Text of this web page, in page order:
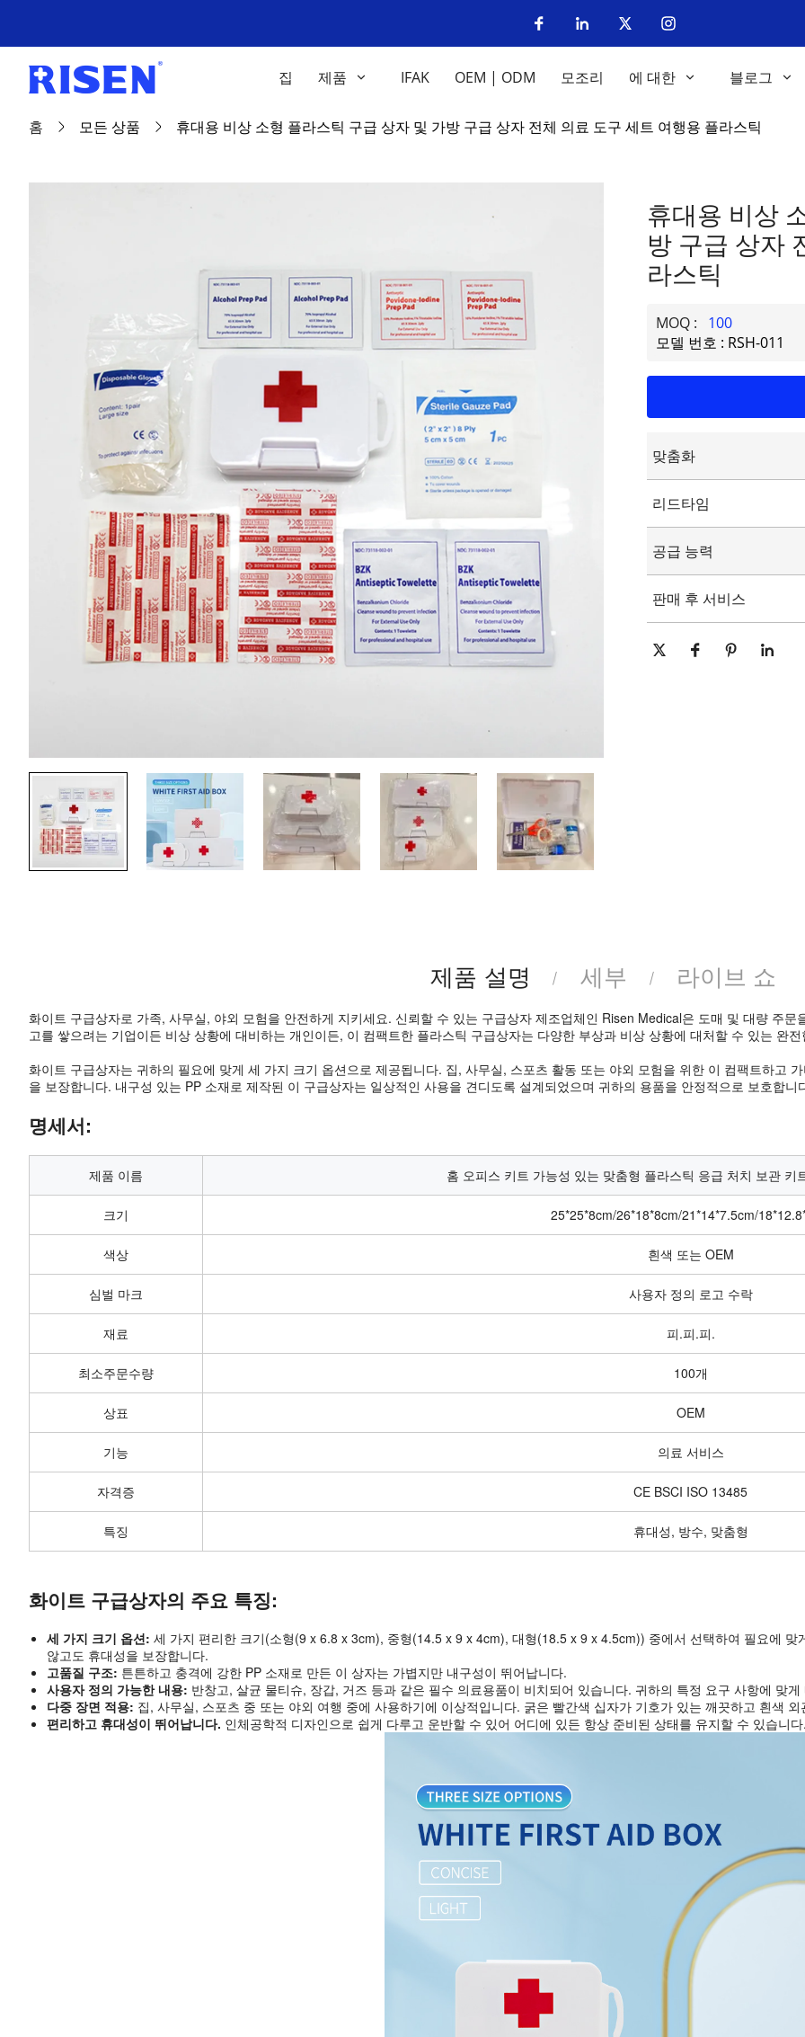
집 제품 IFAK OEM | ODM 모조리 에 대한 블로그
홈 모든 상품 휴대용 비상 소형 플라스틱 구급 상자 및 가방 구급 상자 전체 의료 도구 세트 여행용 플라스틱
휴대용 비상
방 구급 상자
라스틱
MOQ :
100
모델 번호 : RSH-011
맞춤화
맞춤형 포장
리드타임
공급 능력
판매 후 서비스
제품 설명 세부 라이브 쇼
화이트 구급상자로 가족, 사무실, 야외 모험을 안전하게 지키세요. 신뢰할 수 있는 구급상자 제조업체인 Risen Medical은 도매 및 대량 주
고를 쌓으려는 기업이든 비상 상황에 대비하는 개인이든, 이 컴팩트한 플라스틱 구급상자는 다양한 부상과 비상 상황에 대처할 수 있는 완
화이트 구급상자는 귀하의 필요에 맞게 세 가지 크기 옵션으로 제공됩니다. 집, 사무실, 스포츠 활동 또는 야외 모험을 위한 이 컴팩트하고
을 보장합니다. 내구성 있는 PP 소재로 제작된 이 구급상자는 일상적인 사용을 견디도록 설계되었으며 귀하의 용품을 안정적으로 보호합니
명세서:
제품 이름 홈 오피스 키트 가능성 있는 맞춤형 플라스틱 응급 처치 보관 키
크기 25*25*8cm/26*18*8cm/21*14*7.5cm/
색상 흰색 또는 OEM
심벌 마크 사용자 정의 로고 수락
재료 피.피.피.
최소주문수량 100개
상표 OEM
기능 의료 서비스
자격증 CE BSCI ISO 13485
특징 휴대성, 방수, 맞춤형
화이트 구급상자의 주요 특징:
세 가지 크기 옵션: 세 가지 편리한 크기(소형(9 x 6.8 x 3cm), 중형(14.5 x 9 x 4cm), 대형(18.5 x 9 x 4.5cm)) 중에서 선택하여 필요에
않고도 휴대성을 보장합니다.
고품질 구조: 튼튼하고 충격에 강한 PP 소재로 만든 이 상자는 가볍지만 내구성이 뛰어납니다.
사용자 정의 가능한 내용: 반창고, 살균 물티슈, 장갑, 거즈 등과 같은 필수 의료용품이 비치되어 있습니다. 귀하의 특정 요구 사항에 맞
다중 장면 적용: 집, 사무실, 스포츠 중 또는 야외 여행 중에 사용하기에 이상적입니다. 굵은 빨간색 십자가 기호가 있는 깨끗하고 흰색
편리하고 휴대성이 뛰어납니다. 인체공학적 디자인으로 쉽게 다루고 운반할 수 있어 어디에 있든 항상 준비된 상태를 유지할 수 있습니